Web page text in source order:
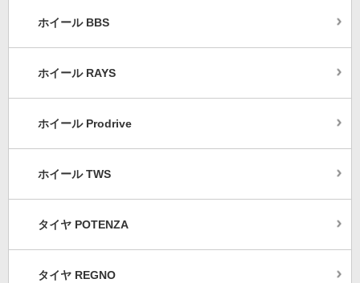
ホイール BBS
ホイール RAYS
ホイール Prodrive
ホイール TWS
タイヤ POTENZA
タイヤ REGNO